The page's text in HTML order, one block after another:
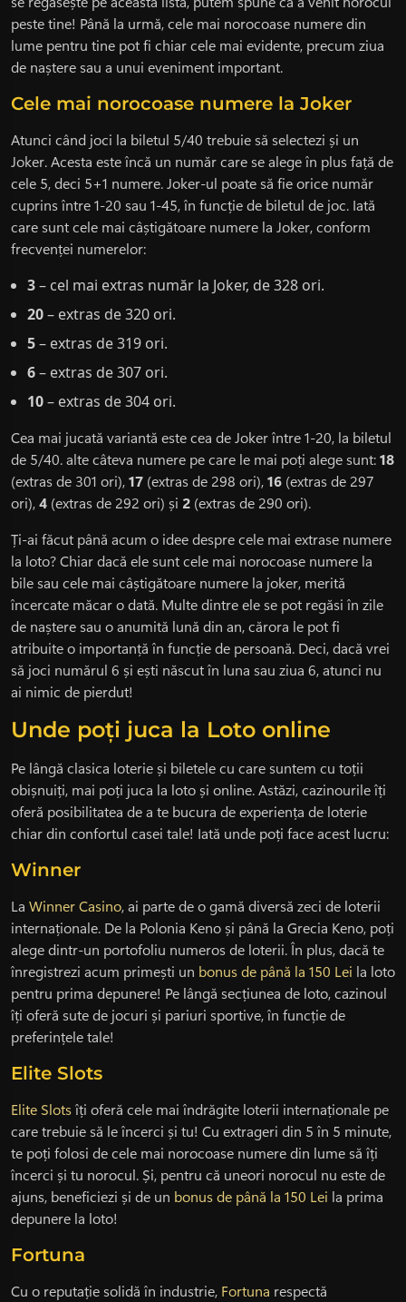
peste tine! Până la urmă, cele mai norocoase numere din
lume pentru tine pot fi chiar cele mai evidente, precum ziua
de naștere sau a unui eveniment important.
Cele mai norocoase numere la Joker
Atunci când joci la biletul 5/40 trebuie să selectezi și un
Joker. Acesta este încă un număr care se alege în plus față de
cele 5, deci 5+1 numere. Joker-ul poate să fie orice număr
cuprins între 1-20 sau 1-45, în funcție de biletul de joc. Iată
care sunt cele mai câștigătoare numere la Joker, conform
frecvenței numerelor:
3– cel mai extras număr la Joker, de 328 ori.
20– extras de 320 ori.
5– extras de 319 ori.
6– extras de 307 ori.
10– extras de 304 ori.
Cea mai jucată variantă este cea de Joker între 1-20, la biletul
de 5/40. alte câteva numere pe care le mai poți alege sunt:18
(extras de 301 ori),17 (extras de 298 ori),16 (extras de 297
ori),4 (extras de 292 ori) și 2 (extras de 290 ori).
Ți-ai făcut până acum o idee despre cele mai extrase numere
la loto? Chiar dacă ele sunt cele mai norocoase numere la
bile sau cele mai câștigătoare numere la joker, merită
încercate măcar o dată. Multe dintre ele se pot regăsi în zile
de naștere sau o anumită lună din an, cărora le pot fi
atribuite o importanță în funcție de persoană. Deci, dacă vrei
să joci numărul 6 și ești născut în luna sau ziua 6, atunci nu
ai nimic de pierdut!
Unde poți juca la Loto online
Pe lângă clasica loterie și biletele cu care suntem cu toții
obișnuiți, mai poți juca la loto și online. Astăzi, cazinourile îți
oferă posibilitatea de a te bucura de experiența de loterie
chiar din confortul casei tale! Iată unde poți face acest lucru:
Winner
La Winner Casino, ai parte de o gamă diversă zeci de loterii
internaționale. De la Polonia Keno și până la Grecia Keno, poți
alege dintr-un portofoliu numeros de loterii. În plus, dacă te
înregistrezi acum primești un bonus de până la 150 Lei la loto
pentru prima depunere! Pe lângă secțiunea de loto, cazinoul
îți oferă sute de jocuri și pariuri sportive, în funcție de
preferințele tale!
Elite Slots
Elite Slotsîți oferă cele mai îndrăgite loterii internaționale pe
care trebuie să le încerci și tu! Cu extrageri din 5 în 5 minute,
te poți folosi de cele mai norocoase numere din lume să îți
încerci și tu norocul. Și, pentru că uneori norocul nu este de
ajuns, beneficiezi și de un bonus de până la 150 Lei la prima
depunere la loto!
Fortuna
Cu o reputație solidă în industrie, Fortuna respectă